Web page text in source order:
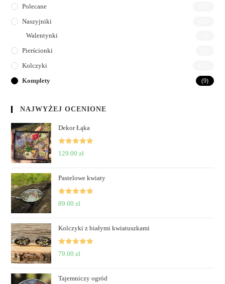
f
5
Polecane
Naszyjniki
Walentynki
Pierścionki
Kolczyki
Komplety (9)
NAJWYŻEJ OCENIONE
Dekor Łąka
Rated5
out
129.00zł
Pastelowe kwiaty
Rated 5out
89.00zł
Kolczyki z białymi kwiatuszkami
Rated 5out
79.00zł
Tajemniczy ogród